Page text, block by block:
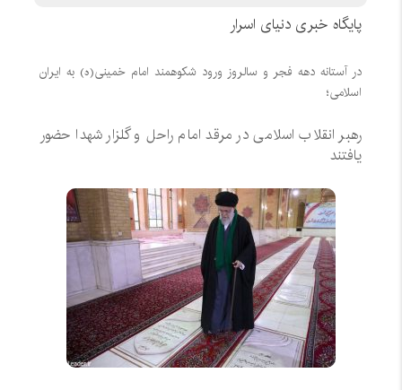
پایگاه خبری دنیای اسرار
در آستانه دهه فجر و سالروز ورود شکوهمند امام خمینی(ه) به ایران
اسلامی؛
رهبر انقلاب اسلامی در مرقد امام راحل و گلزار شهدا حضور
یافتند